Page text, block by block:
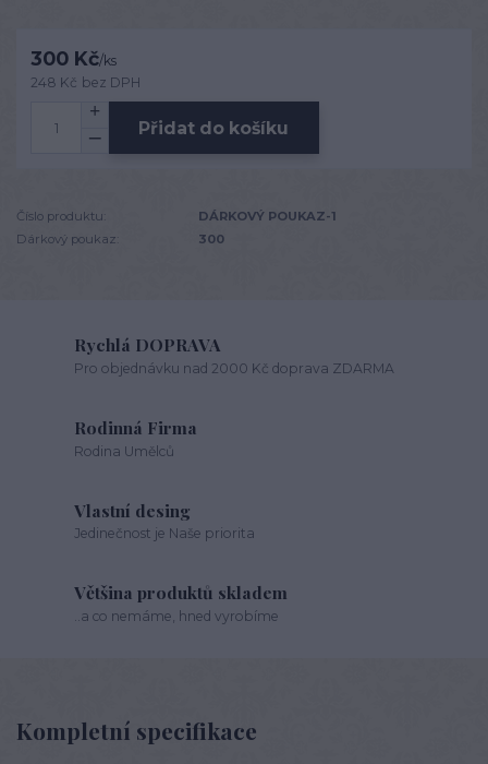
300 Kč/ks
248 Kč bez DPH
Přidat do košíku
Číslo produktu:
DÁRKOVÝ POUKAZ-1
Dárkový poukaz:
300
Rychlá DOPRAVA
Pro objednávku nad 2000 Kč doprava ZDARMA
Rodinná Firma
Rodina Umělců
Vlastní desing
Jedinečnost je Naše priorita
Většina produktů skladem
..a co nemáme, hned vyrobíme
Kompletní specifikace